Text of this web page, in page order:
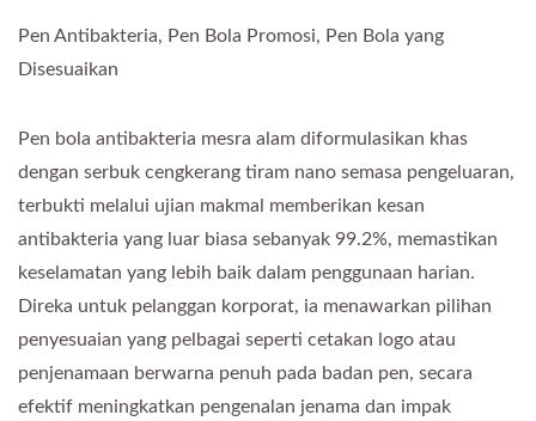
Pen Antibakteria, Pen Bola Promosi, Pen Bola yang
Disesuaikan
Pen bola antibakteria mesra alam diformulasikan khas
dengan serbuk cengkerang tiram nano semasa pengeluaran,
terbukti melalui ujian makmal memberikan kesan
antibakteria yang luar biasa sebanyak 99.2%, memastikan
keselamatan yang lebih baik dalam penggunaan harian.
Direka untuk pelanggan korporat, ia menawarkan pilihan
penyesuaian yang pelbagai seperti cetakan logo atau
penjenamaan berwarna penuh pada badan pen, secara
efektif meningkatkan pengenalan jenama dan impak